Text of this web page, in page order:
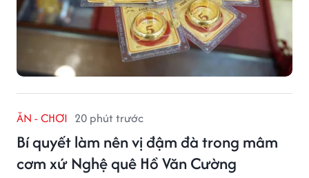
ĂN - CHƠI 20 phút trước
Bí quyết làm nên vị đậm đà trong mâm
cơm xứ Nghệ quê Hồ Văn Cường